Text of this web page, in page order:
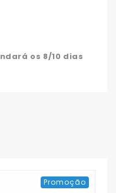
os 8/10 dias
Promoção